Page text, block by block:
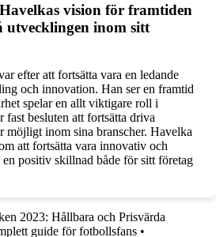
vision för framtiden
utvecklingen inom sitt
efter att fortsätta vara en ledande
och innovation. Han ser en framtid
spelar en allt viktigare roll i
fast besluten att fortsätta driva
möjligt inom sina branscher. Havelka
att fortsätta vara innovativ och
en positiv skillnad både för sitt företag
2023: Hållbara och Prisvärda
guide för fotbollsfans •